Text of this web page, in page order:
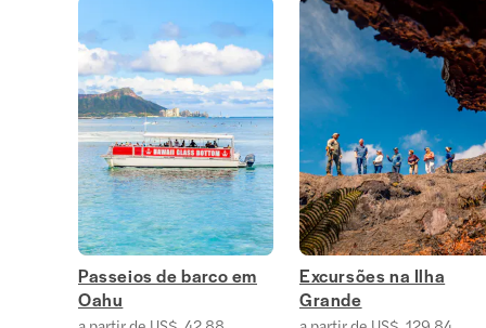
Passeios de barco em
Oahu
Excursões na Ilha
Grande